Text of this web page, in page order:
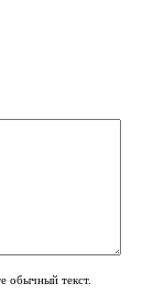
обычный текст.